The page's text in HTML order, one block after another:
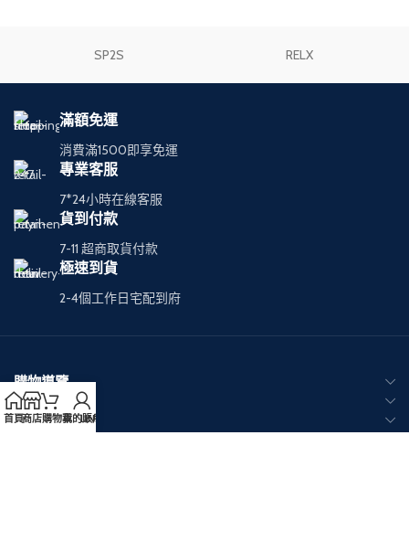
SP2S RELX
滿額免運
消費滿1500即享免運
專業客服
7*24小時在線客服
貨到付款
7-11 超商取貨付款
極速到貨
2-4個工作日宅配到府
購物導覽
商品分類
熱銷品牌
首頁商店購物車我的賬戶LINE客服